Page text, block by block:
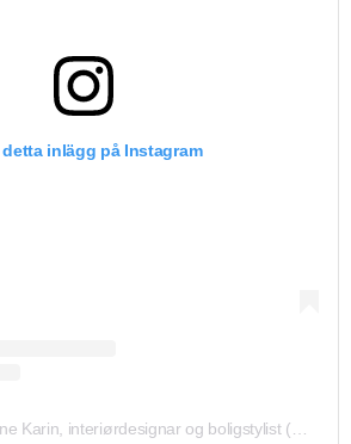
detta inlägg på Instagram
Ett inlägg delat av Anne Karin, interiørdesignar og boligstylist (@ak_interiorhjelp)